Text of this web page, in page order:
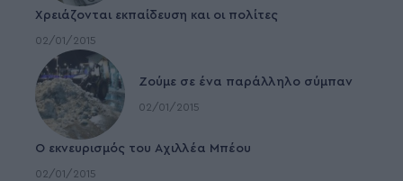
Χρειάζονται εκπαίδευση και οι πολίτες
02/01/2015
Ζούμε σε ένα παράλληλο σύμπαν
02/01/2015
Ο εκνευρισμός του Αχιλλέα Μπέου
02/01/2015